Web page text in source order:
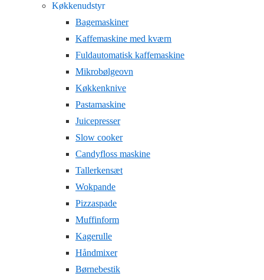
Køkkenudstyr
Bagemaskiner
Kaffemaskine med kværn
Fuldautomatisk kaffemaskine
Mikrobølgeovn
Køkkenknive
Pastamaskine
Juicepresser
Slow cooker
Candyfloss maskine
Tallerkensæt
Wokpande
Pizzaspade
Muffinform
Kagerulle
Håndmixer
Børnebestik